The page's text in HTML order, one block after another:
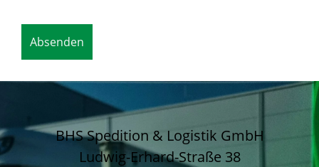
BHS Spedition & Logistik GmbH
Ludwig-Erhard-Straße 38